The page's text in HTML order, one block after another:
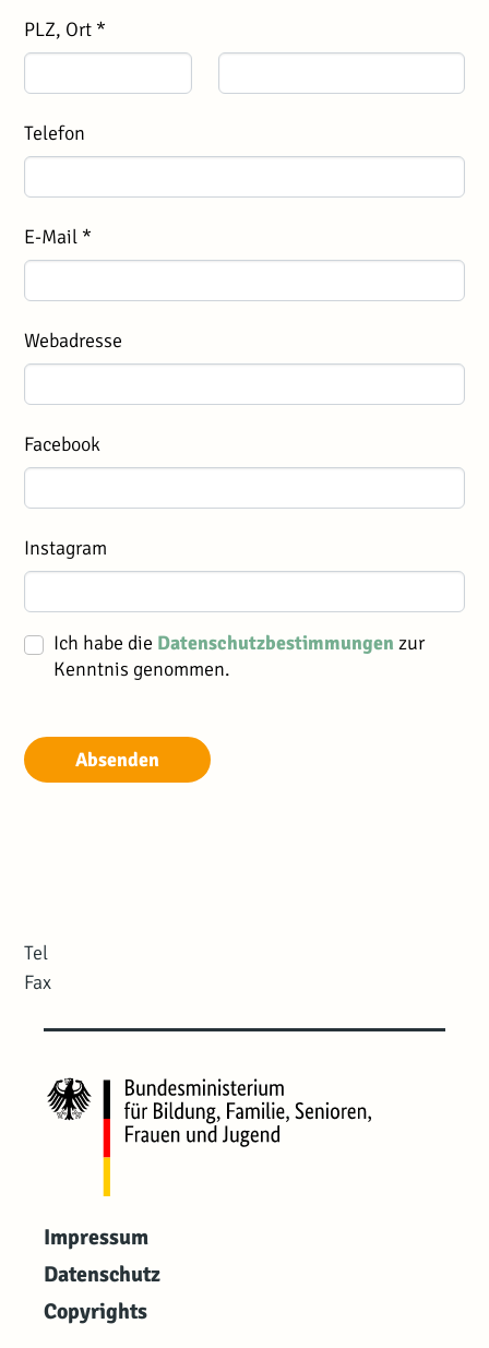
PLZ, Ort *
Telefon
E-Mail *
Webadresse
Facebook
Instagram
Ich habe die Datenschutzbestimmungen zur
Kenntnis genommen.
Absenden
Tel
Fax
Impressum
Datenschutz
Copyrights